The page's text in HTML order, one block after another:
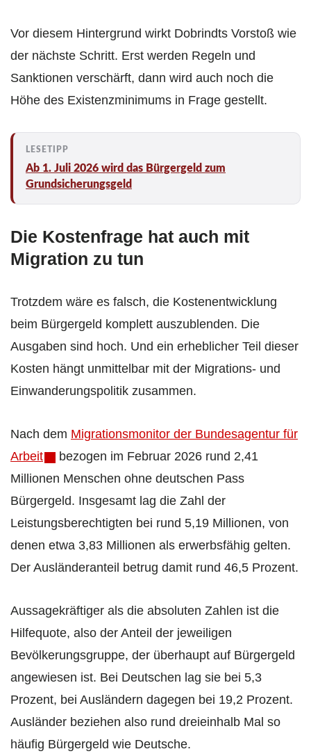
Vor diesem Hintergrund wirkt Dobrindts Vorstoß wie
der nächste Schritt. Erst werden Regeln und
Sanktionen verschärft, dann wird auch noch die
Höhe des Existenzminimums in Frage gestellt.
Ab 1. Juli 2026 wird das Bürgergeld zum
Grundsicherungsgeld
Die Kostenfrage hat auch mit
Migration zu tun
Trotzdem wäre es falsch, die Kostenentwicklung
beim Bürgergeld komplett auszublenden. Die
Ausgaben sind hoch. Und ein erheblicher Teil dieser
Kosten hängt unmittelbar mit der Migrations- und
Einwanderungspolitik zusammen.
Nach dem Migrationsmonitor der Bundesagentur für
Arbeit
bezogen im Februar 2026 rund 2,41
Millionen Menschen ohne deutschen Pass
Bürgergeld. Insgesamt lag die Zahl der
Leistungsberechtigten bei rund 5,19 Millionen, von
denen etwa 3,83 Millionen als erwerbsfähig gelten.
Der Ausländeranteil betrug damit rund 46,5 Prozent.
Aussagekräftiger als die absoluten Zahlen ist die
Hilfequote, also der Anteil der jeweiligen
Bevölkerungsgruppe, der überhaupt auf Bürgergeld
angewiesen ist. Bei Deutschen lag sie bei 5,3
Prozent, bei Ausländern dagegen bei 19,2 Prozent.
Ausländer beziehen also rund dreieinhalb Mal so
häufig Bürgergeld wie Deutsche.